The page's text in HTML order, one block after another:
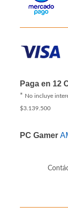
Paga en 12
*No incluye